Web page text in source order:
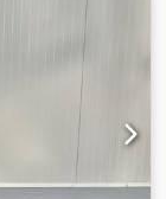
der
und unter
Die
allen
NX10 RS ✒︎
✒︎ Dieselmotor
✒︎